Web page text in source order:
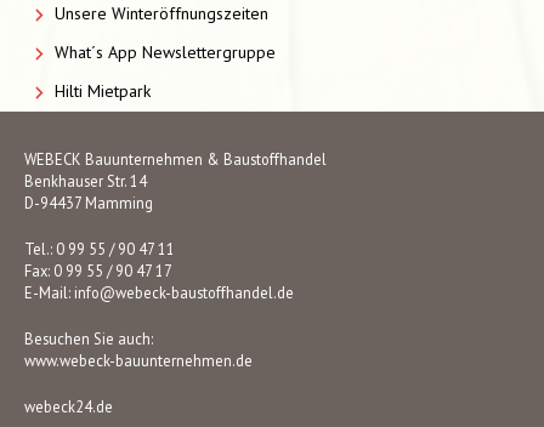
Unsere Winteröffnungszeiten
What´s App Newslettergruppe
Hilti Mietpark
WEBECK Bauunternehmen & Baustoffhandel
Benkhauser Str. 14
D-94437 Mamming
Tel.: 0 99 55 / 90 47 11
Fax: 0 99 55 / 90 47 17
E-Mail: info@webeck-baustoffhandel.de
Besuchen Sie auch:
www.webeck-bauunternehmen.de
webeck24.de